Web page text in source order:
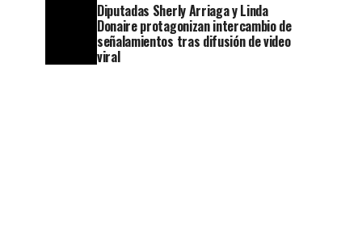
Diputadas Sherly Arriaga y Linda
Donaire protagonizan intercambio de
señalamientos tras difusión de video
viral